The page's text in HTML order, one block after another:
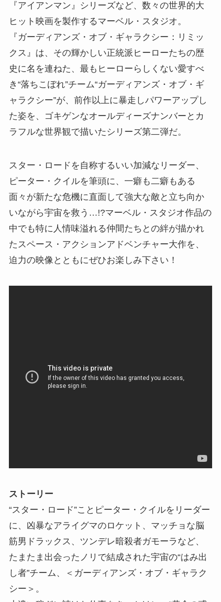
『アイアンマン』シリーズなど、数々の世界的大
ヒット映画を製作するマーベル・スタジオ。
『ガーディアンズ・オブ・ギャラクシー：リミッ
クス』は、その輝かしい正統派ヒーローたちの歴
史に名を連ねた、最もヒーローらしくない愛すべ
き“落ちこぼれ”チーム“ガーディアンズ・オブ・ギ
ャラクシー”が、前作以上に暴走しパワーアップし
た姿を、ゴキゲンなオールディーズナンバーとカ
ラフルな世界観で描いたシリーズ第二弾だ。
スター・ロードを自称するいい加減なリーダー、
ピーター・クイルを筆頭に、一癖も二癖もある
面々が新たな危機に直面して強大な敵と立ち向か
いながら宇宙を救う…!?マーベル・スタジオ作品の
中でも特に人情味溢れる仲間たちとの絆が描かれ
たスペース・アクションアドベンチャー大作を、
迫力の映像とともにぜひお楽しみ下さい！
ストーリー
“スター・ロード”ことピーター・クイルをリーダー
に、凶暴なアライグマのロケット、マッチョな脳
筋男ドラックス、ツンデレ暗殺者ガモーラなど、
たまたま出会ったノリで結成された宇宙の“はみ出
し者”チーム、＜ガーディアンズ・オブ・ギャラク
シー＞。